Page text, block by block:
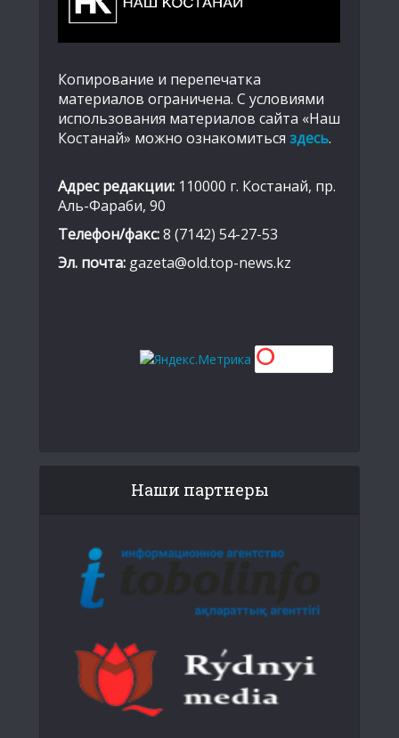
Копирование и перепечатка
материалов ограничена. С условиями
использования материалов сайта «Наш
Костанай» можно ознакомиться здесь.
Адрес редакции: 110000 г. Костанай, пр.
Аль-Фараби, 90
Телефон/факс:8 (7142) 54-27-53
Эл. почта: gazeta@old.top-news.kz
Наши партнеры